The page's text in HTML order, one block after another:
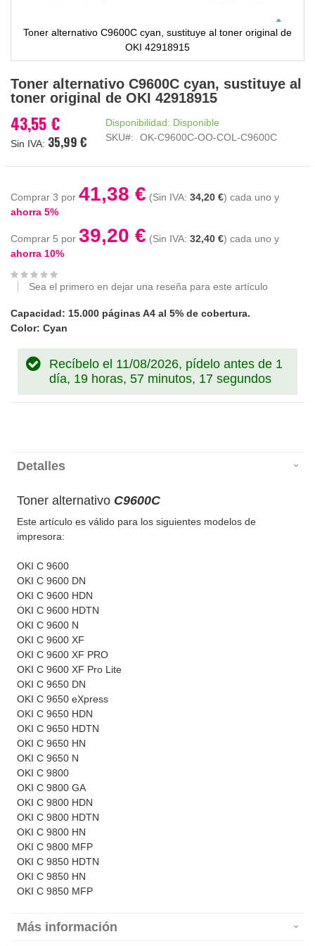
Toner alternativo C9600C cyan, sustituye al toner original de
OKI 42918915
al
comienzo
la
galería
Toner alternativo C9600C cyan, sustituye al
toner original de OKI 42918915
43,55 €
35,99 €
Disponibilidad: Disponible
SKU
OK-C9600C-OO-COL-C9600C
Comprar 3 por 41,38 € 34,20 € cada uno y
ahorra 5%
Comprar 5 por 39,20 € 32,40 € cada uno y
ahorra 10%
Sea el primero en dejar una reseña para este artículo
Capacidad: 15.000 páginas A4 al 5% de cobertura.
Color: Cyan
Recíbelo el 11/08/2026, pídelo antes de 1
día, 19 horas, 57 minutos, 17 segundos
Detalles
Toner alternativo C9600C
Este artículo es válido para los siguientes modelos de
impresora:
OKI C 9600
OKI C 9600 DN
OKI C 9600 HDN
OKI C 9600 HDTN
OKI C 9600 N
OKI C 9600 XF
OKI C 9600 XF PRO
OKI C 9600 XF Pro Lite
OKI C 9650 DN
OKI C 9650 eXpress
OKI C 9650 HDN
OKI C 9650 HDTN
OKI C 9650 HN
OKI C 9650 N
OKI C 9800
OKI C 9800 GA
OKI C 9800 HDN
OKI C 9800 HDTN
OKI C 9800 HN
OKI C 9800 MFP
OKI C 9850 HDTN
OKI C 9850 HN
OKI C 9850 MFP
Más información